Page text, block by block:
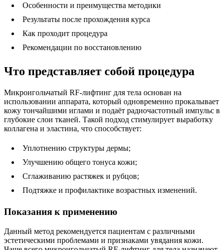
Особенности и преимущества методики
Результаты после прохождения курса
Как проходит процедура
Рекомендации по восстановлению
Что представляет собой процедура
Микроигольчатый RF-лифтинг для тела основан на
использовании аппарата, который одновременно прокалывает
кожу тончайшими иглами и подаёт радиочастотный импульс в
глубокие слои тканей. Такой подход стимулирует выработку
коллагена и эластина, что способствует:
Уплотнению структуры дермы;
Улучшению общего тонуса кожи;
Сглаживанию растяжек и рубцов;
Подтяжке и профилактике возрастных изменений.
Показания к применению
Данный метод рекомендуется пациентам с различными
эстетическими проблемами и признаками увядания кожи.